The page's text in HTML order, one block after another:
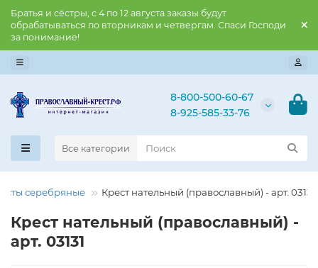
Братья и сёстры, с 4 по 12 августа заказы будут
обрабатываться по вторникам и четвергам. Спаси Господи
за понимание!
8-800-500-60-67
8-925-585-33-76
Все категории
серебряные Крест нательный (православный) - арт. 03131
Крест нательный (православный) -
арт. 03131